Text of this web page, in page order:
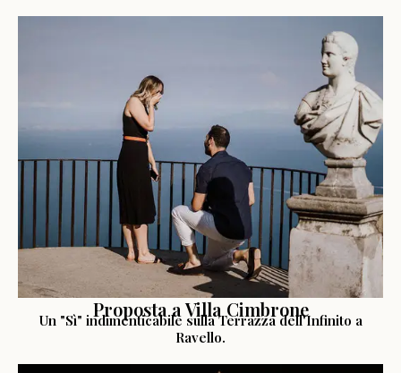
LEGGI LA STORIA
Proposta a Villa Cimbrone
Un "Sì" indimenticabile sulla Terrazza dell'Infinito a
Ravello.